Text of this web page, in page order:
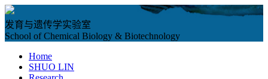
发育与遗传学实验室
School of Chemical Biology & Biotechnology
Home
SHUO LIN